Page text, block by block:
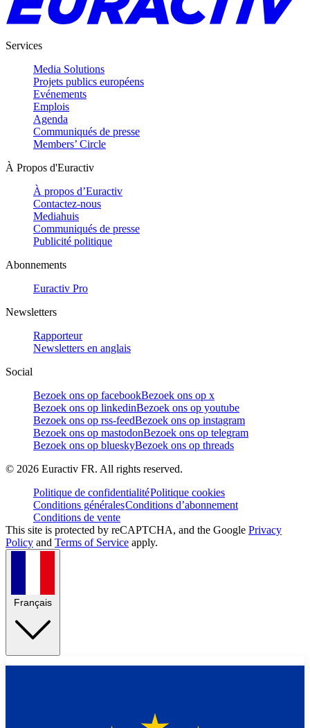
Services
Media Solutions
Projets publics européens
Evénements
Emplois
Agenda
Communiqués de presse
Members’ Circle
À Propos d'Euractiv
À propos d’Euractiv
Contactez-nous
Mediahuis
Communiqués de presse
Publicité politique
Abonnements
Euractiv Pro
Newsletters
Rapporteur
Newsletters en anglais
Social
Bezoek ons op facebookBezoek ons op x
Bezoek ons op linkedinBezoek ons op youtube
Bezoek ons op rss-feedBezoek ons op instagram
Bezoek ons op mastodonBezoek ons op telegram
Bezoek ons op blueskyBezoek ons op threads
© 2026 Euractiv FR. All rights reserved.
Politique de confidentialitéPolitique cookies
Conditions généralesConditions d’abonnement
Conditions de vente
This site is protected by reCAPTCHA, and the Google Privacy
Policy and Terms of Service apply.
Français